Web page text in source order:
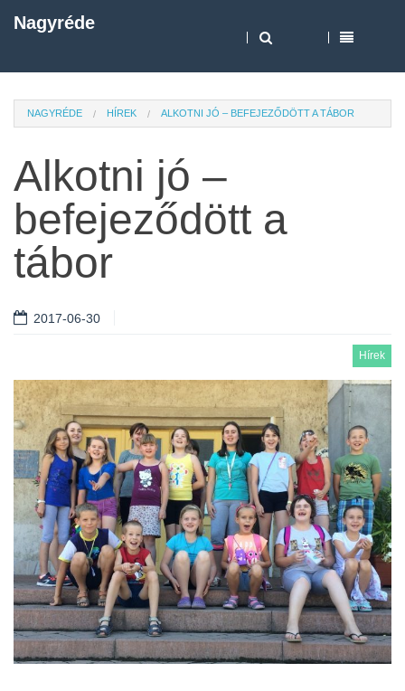
Nagyréde
NAGYRÉDE HÍREK ALKOTNI JÓ – BEFEJEZŐDÖTT A TÁBOR
Alkotni jó –
befejeződött a
tábor
2017-06-30
Hírek